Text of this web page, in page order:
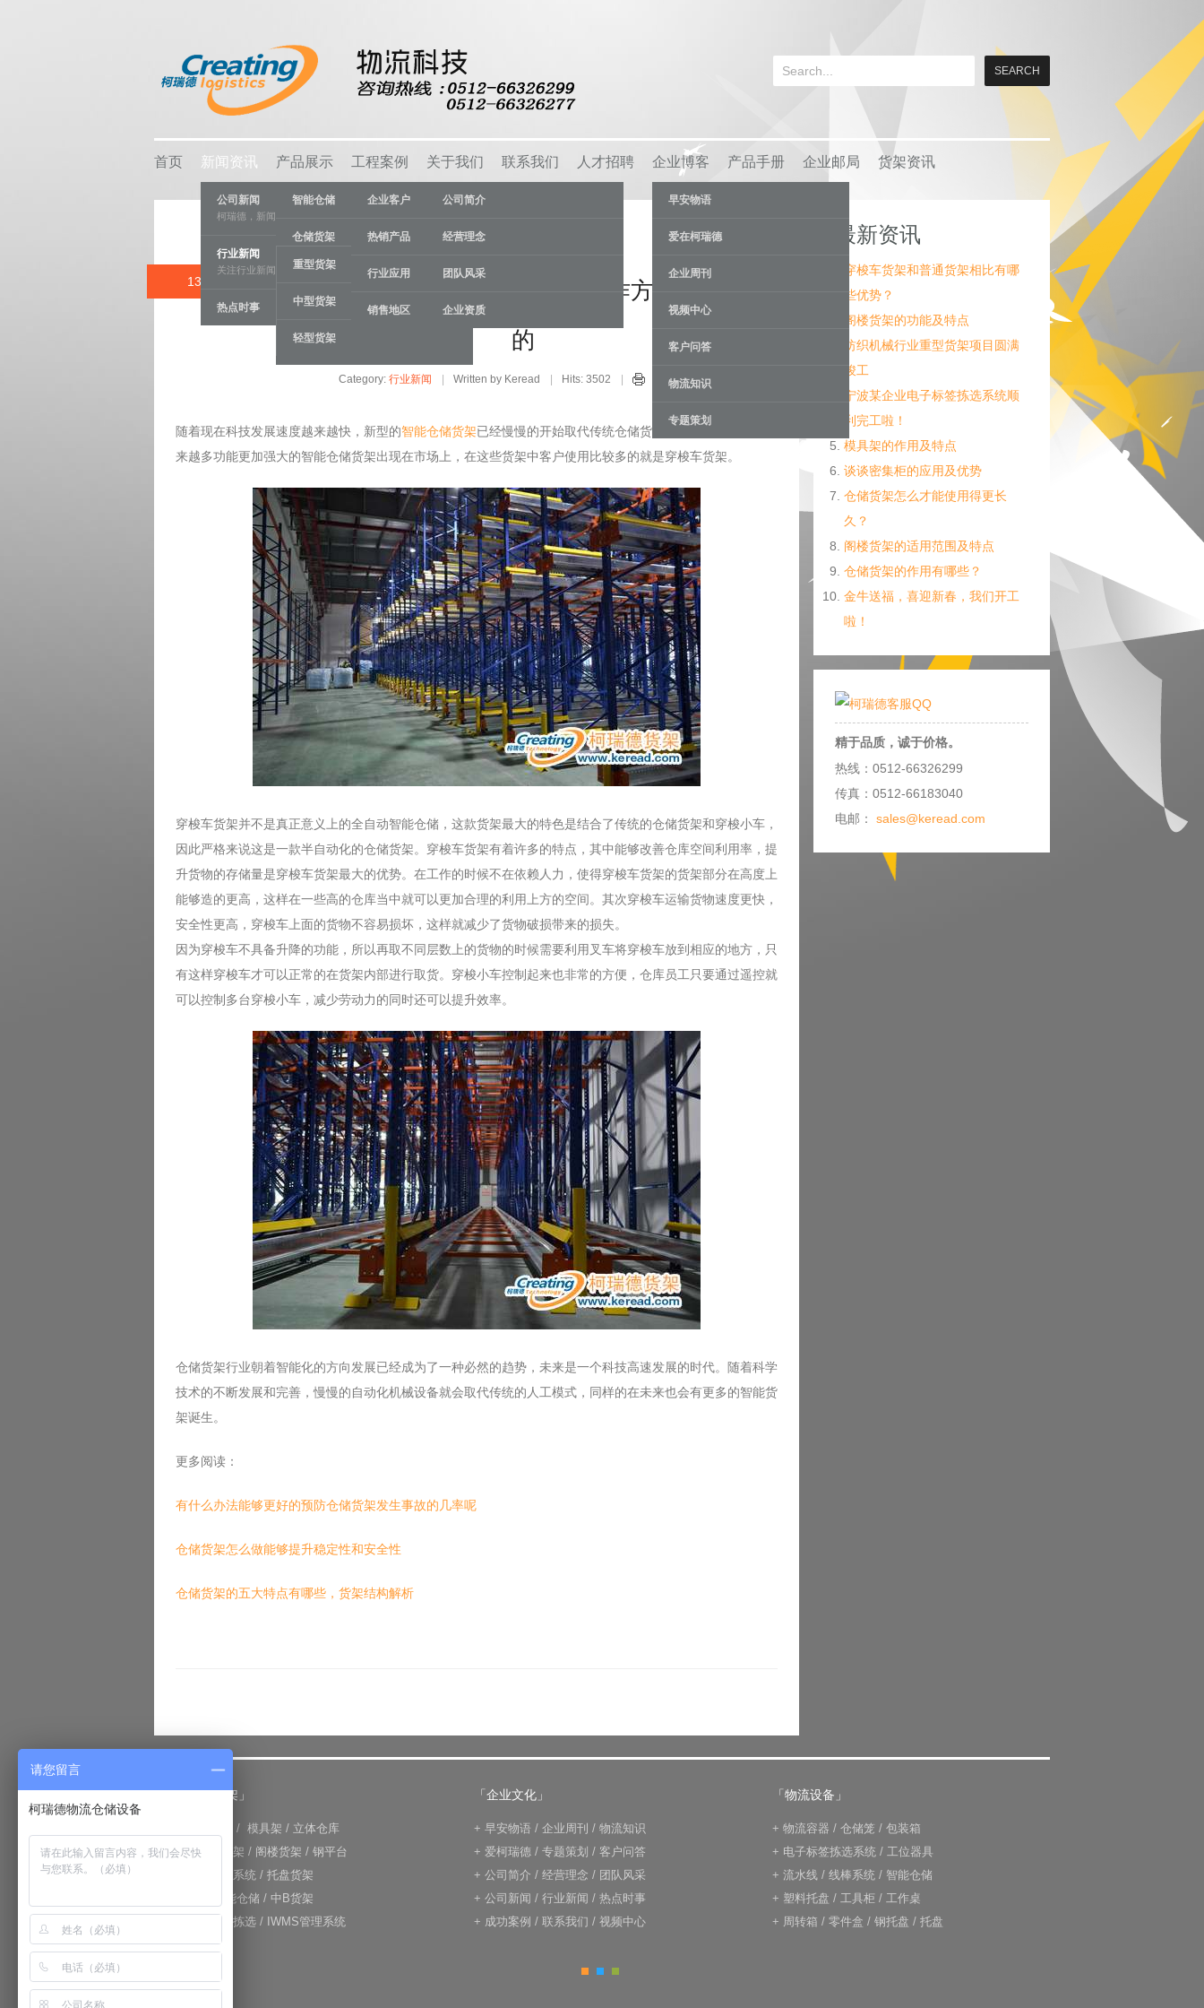
首页 新闻资讯
公司新闻
柯瑞德，新闻资讯
行业新闻
关注行业新闻，推动行业发展。
热点时事
产品展示
智能仓储
仓储货架
重型货架
中型货架
轻型货架
物流容器
车间设备
线棒系统
工程案例
企业客户
热销产品
行业应用
销售地区
关于我们
公司简介
经营理念
团队风采
企业资质
联系我们 人才招聘 企业博客
早安物语
爱在柯瑞德
企业周刊
视频中心
客户问答
物流知识
专题策划
产品手册 企业邮局 货架资讯
13 AUG
穿梭车货架有什么突出的特点，工作方式是什么样
的
Category: 行业新闻 Written by Keread Hits: 3502 13 Aug
随着现在科技发展速度越来越快，新型的智能仓储货架已经慢慢的开始取代传统仓储货架在市场上的位置。越
来越多功能更加强大的智能仓储货架出现在市场上，在这些货架中客户使用比较多的就是穿梭车货架。
穿梭车货架并不是真正意义上的全自动智能仓储，这款货架最大的特色是结合了传统的仓储货架和穿梭小车，
因此严格来说这是一款半自动化的仓储货架。穿梭车货架有着许多的特点，其中能够改善仓库空间利用率，提
升货物的存储量是穿梭车货架最大的优势。在工作的时候不在依赖人力，使得穿梭车货架的货架部分在高度上
能够造的更高，这样在一些高的仓库当中就可以更加合理的利用上方的空间。其次穿梭车运输货物速度更快，
安全性更高，穿梭车上面的货物不容易损坏，这样就减少了货物破损带来的损失。
因为穿梭车不具备升降的功能，所以再取不同层数上的货物的时候需要利用叉车将穿梭车放到相应的地方，只
有这样穿梭车才可以正常的在货架内部进行取货。穿梭小车控制起来也非常的方便，仓库员工只要通过遥控就
可以控制多台穿梭小车，减少劳动力的同时还可以提升效率。
仓储货架行业朝着智能化的方向发展已经成为了一种必然的趋势，未来是一个科技高速发展的时代。随着科学
技术的不断发展和完善，慢慢的自动化机械设备就会取代传统的人工模式，同样的在未来也会有更多的智能货
架诞生。
更多阅读：
有什么办法能够更好的预防仓储货架发生事故的几率呢
仓储货架怎么做能够提升稳定性和安全性
仓储货架的五大特点有哪些，货架结构解析
最新资讯
穿梭车货架和普通货架相比有哪
些优势？
阁楼货架的功能及特点
纺织机械行业重型货架项目圆满
竣工
宁波某企业电子标签拣选系统顺
利完工啦！
模具架的作用及特点
谈谈密集柜的应用及优势
仓储货架怎么才能使用得更长
久？
阁楼货架的适用范围及特点
仓储货架的作用有哪些？
金牛送福，喜迎新春，我们开工
啦！
精于品质，诚于价格。
热线：0512-66326299
传真：0512-66183040
电邮： sales@keread.com
「仓储货架」
/ 模具架 / 立体仓库
+重力式货架 / 阁楼货架 / 钢平台
仓库输送系统 / 托盘货架
RFID智能仓储 / 中B货架
电子标签拣选 / IWMS管理系统
「企业文化」
+ 早安物语 / 企业周刊 / 物流知识
+ 爱柯瑞德 / 专题策划 / 客户问答
+ 公司简介 / 经营理念 / 团队风采
+ 公司新闻 / 行业新闻 / 热点时事
+ 成功案例 / 联系我们 / 视频中心
「物流设备」
+ 物流容器 / 仓储笼 / 包装箱
+ 电子标签拣选系统 / 工位器具
+ 流水线 / 线棒系统 / 智能仓储
+ 塑料托盘 / 工具柜 / 工作桌
+ 周转箱 / 零件盒 / 钢托盘 / 托盘
请您留言
柯瑞德物流仓储设备